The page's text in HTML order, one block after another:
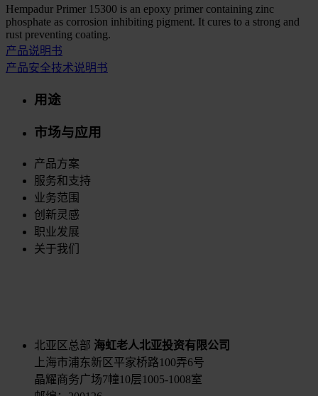
Hempadur Primer 15300 is an epoxy primer containing zinc
phosphate as corrosion inhibiting pigment. It cures to a strong and
rust preventing coating.
产品说明书
产品安全技术说明书
用途
市场与应用
产品方案
服务和支持
业务范围
创新灵感
职业发展
关于我们
北亚区总部 海虹老人北亚投资有限公司
上海市浦东新区平家桥路100弄6号
晶耀商务广场7幢10层1005-1008室